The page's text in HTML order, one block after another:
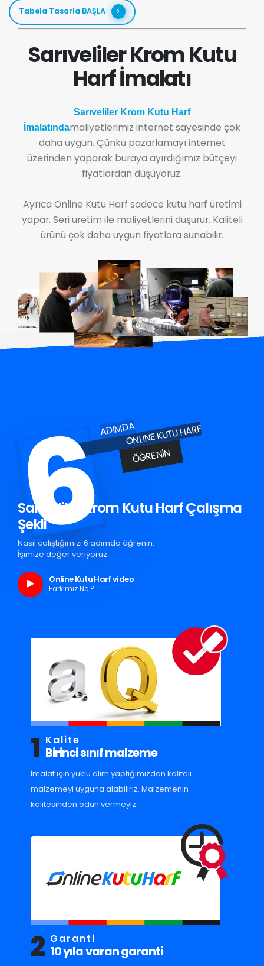
Tabela Tasarla BAŞLA
Sarıveliler Krom Kutu
Harf İmalatı
Sarıveliler Krom Kutu Harf
İmalatındamaliyetlerimiz internet sayesinde çok
daha uygun. Çünkü pazarlamayı internet
üzerinden yaparak buraya ayırdığımız bütçeyi
fiyatlardan düşüyoruz.
Ayrıca Online Kutu Harf sadece kutu harf üretimi
yapar. Seri üretim ile maliyetlerini düşürür. Kaliteli
ürünü çok daha uygun fiyatlara sunabilir.
6ADIMDAONLINE KUTU HARF
ÖĞRENIN
Sarıveliler Krom Kutu Harf Çalışma
Şekli
Nasıl çalıştığımızı 6 adımda öğrenin.
İşimize değer veriyoruz.
Online Kutu Harf video
Farkımız Ne ?
1 Kalite
Birinci sınıf malzeme
İmalat için yüklü alım yaptığımızdan kaliteli
malzemeyi uyguna alabiliriz. Malzemenin
kalitesinden ödün vermeyiz.
2 Garanti
10 yıla varan garanti